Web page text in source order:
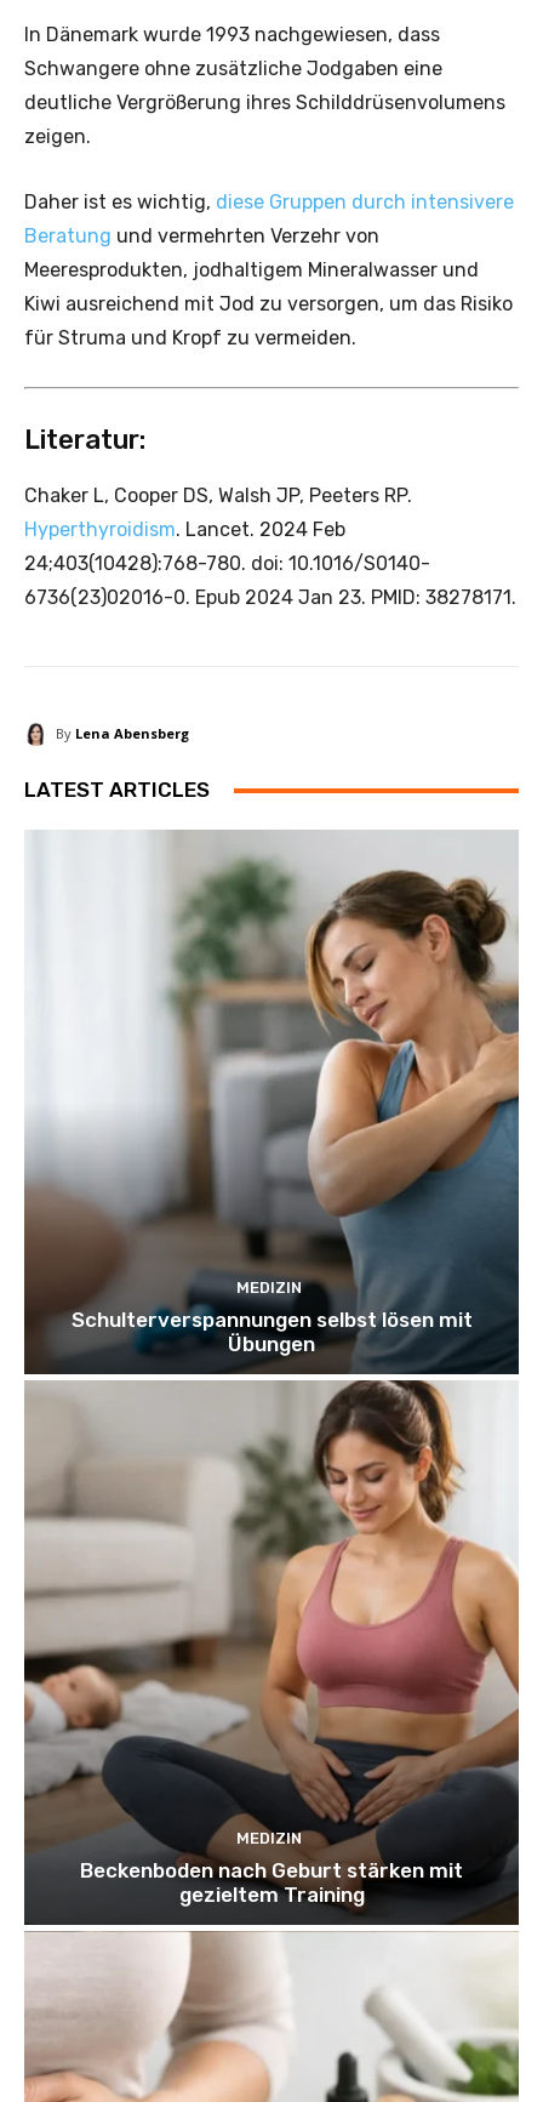
In Dänemark wurde 1993 nachgewiesen, dass
Schwangere ohne zusätzliche Jodgaben eine
deutliche Vergrößerung ihres Schilddrüsenvolumens
zeigen.
Daher ist es wichtig, diese Gruppen durch intensivere
Beratung und vermehrten Verzehr von
Meeresprodukten, jodhaltigem Mineralwasser und
Kiwi ausreichend mit Jod zu versorgen, um das Risiko
für Struma und Kropf zu vermeiden.
Literatur:
Chaker L, Cooper DS, Walsh JP, Peeters RP.
Hyperthyroidism. Lancet. 2024 Feb
24;403(10428):768-780. doi: 10.1016/S0140-
6736(23)02016-0. Epub 2024 Jan 23. PMID: 38278171.
By Lena Abensberg
LATEST ARTICLES
MEDIZIN
Schulterverspannungen selbst lösen mit
Übungen
MEDIZIN
Beckenboden nach Geburt stärken mit
gezieltem Training